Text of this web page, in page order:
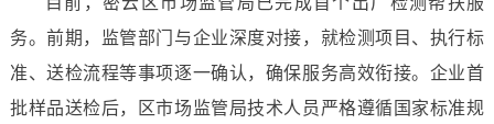
务。前期，监管部门与企业深度对接，就检测项目、执行标
准、送检流程等事项逐一确认，确保服务高效衔接。企业首
批样品送检后，区市场监管局技术人员严格遵循国家标准规